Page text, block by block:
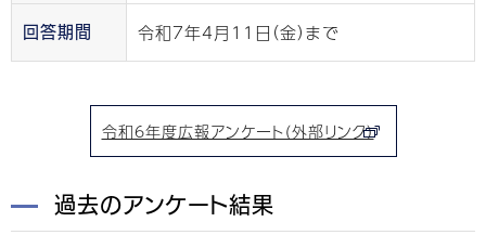
回答期間 令和7年4月11日（金）まで
令和6年度広報アンケート（外部リンク）
過去のアンケート結果